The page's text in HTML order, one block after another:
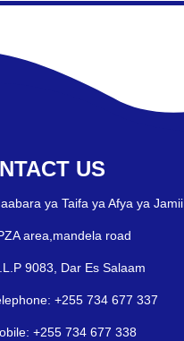
US
ya Taifa ya Afya ya Jamii
area,mandela road
9083, Dar Es Salaam
+255 734 677 337
+255 734 677 338